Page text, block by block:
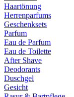
Haartönung
Herrenparfums
Geschenksets
Parfum
Eau de Parfum
Eau de Toilette
After Shave
Deodorants
Duschgel
Gesicht